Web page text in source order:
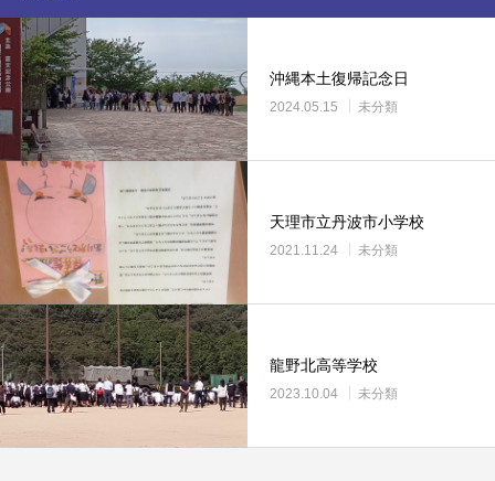
沖縄本土復帰記念日
2024.05.15 未分類
天理市立丹波市小学校
2021.11.24 未分類
龍野北高等学校
2023.10.04 未分類